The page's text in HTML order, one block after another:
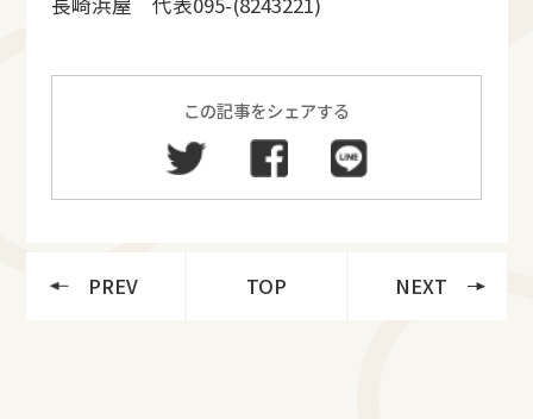
この記事をシェアする
PREV TOP NEXT